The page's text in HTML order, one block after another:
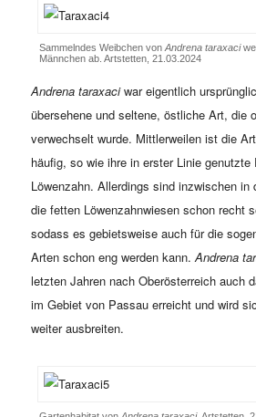
Sammelndes Weibchen vonAndrena taraxaci
Männchen ab. Artstetten, 21.03.2024
Andrena taraxaciwar eigentlich
übersehene und seltene, östliche Art, die
verwechselt wurde. Mittlerweilen ist die
häufig, so wie ihre in erster Linie genutzte
Löwenzahn. Allerdings sind inzwischen in
die fetten Löwenzahnwiesen schon recht
sodass es gebietsweise auch für die
Arten schon eng werden kann.Andrena
letzten Jahren nach Oberösterreich auch
im Gebiet von Passau erreicht und wird
weiter ausbreiten.